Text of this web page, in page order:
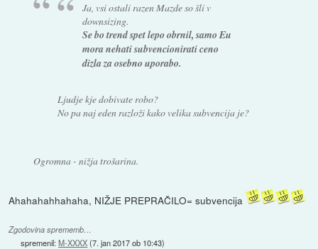
Ja, vsi ostali razen Mazde so šli v
downsizing.
Se bo trend spet lepo obrnil, samo Eu
mora nehati subvencionirati ceno
dizla za osebno uporabo.
Ljudje kje dobivate robo?
No pa naj eden razloži kako velika subvencija je?
Ogromna - nižja trošarina.
Ahahahahhahaha, NIŽJE PREPRAČILO= subvencija
Zgodovina sprememb…
spremenil:M-XXXX(7. jan 2017 ob 10:43)